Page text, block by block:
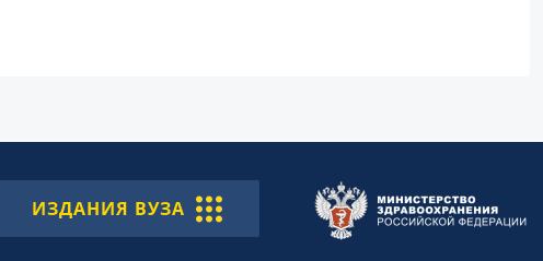
ИЗДАНИЯ ВУЗА